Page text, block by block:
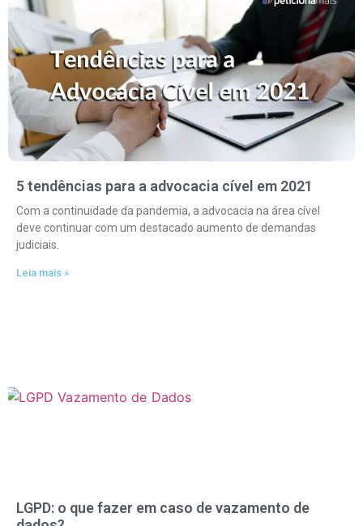
5 tendências para a advocacia cível em 2021
Com a continuidade da pandemia, a advocacia na área cível
deve continuar com um destacado aumento de demandas
judiciais.
Leia mais »
LGPD: o que fazer em caso de vazamento de